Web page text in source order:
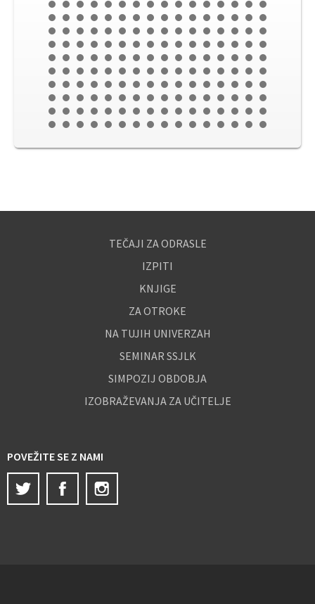
TEČAJI ZA ODRASLE
IZPITI
KNJIGE
ZA OTROKE
NA TUJIH UNIVERZAH
SEMINAR SSJLK
SIMPOZIJ OBDOBJA
IZOBRAŽEVANJA ZA UČITELJE
POVEŽITE SE Z NAMI
Twitter
Facebook